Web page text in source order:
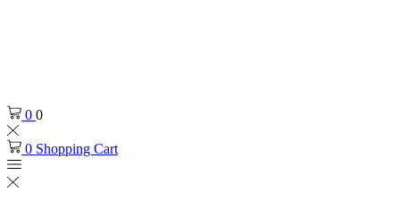
0 0
0 Shopping Cart